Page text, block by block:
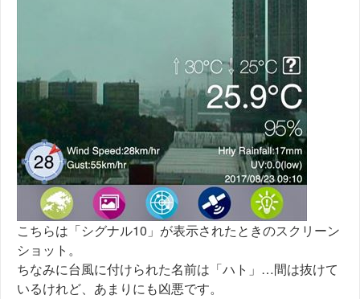
こちらは「シグナル10」が表示されたときのスクリーン
ショット。
ちなみに台風に付けられた名前は「ハト」…間は抜けて
いるけれど、あまりにも凶悪です。